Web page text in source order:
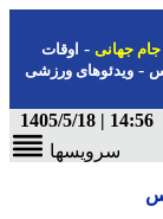
جهانی-اوقات
ویدئوهای ورزشی
14:56 |
سرویسها